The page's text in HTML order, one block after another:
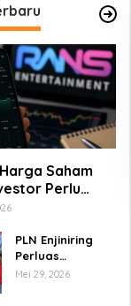
Saham
Perlu
Berlebihan
PLN Enjiniring
Perluas
Wawasan Siswa
Mei 29, 2026